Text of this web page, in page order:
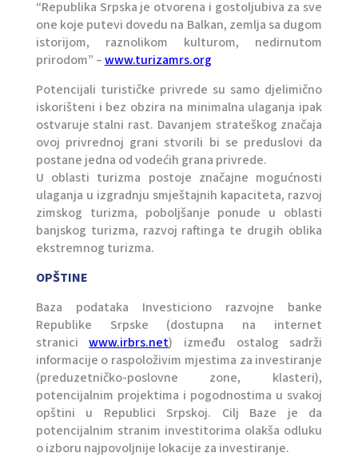
“Republika Srpska je otvorena i gostoljubiva za sve
one koje putevi dovedu na Balkan, zemlja sa dugom
istorijom, raznolikom kulturom, nedirnutom
prirodom” –www.turizamrs.org
Potencijali turističke privrede su samo djelimično
iskorišteni i bez obzira na minimalna ulaganja ipak
ostvaruje stalni rast. Davanjem strateškog značaja
ovoj privrednoj grani stvorili bi se preduslovi da
postane jedna od vodećih grana privrede.
U oblasti turizma postoje značajne mogućnosti
ulaganja u izgradnju smještajnih kapaciteta, razvoj
zimskog turizma, poboljšanje ponude u oblasti
banjskog turizma, razvoj raftinga te drugih oblika
ekstremnog turizma.
OPŠTINE
Baza podataka Investiciono razvojne banke
Republike Srpske (dostupna na internet
straniciwww.irbrs.net) između ostalog sadrži
informacije o raspoloživim mjestima za investiranje
(preduzetničko-poslovne zone, klasteri),
potencijalnim projektima i pogodnostima u svakoj
opštini u Republici Srpskoj. Cilj Baze je da
potencijalnim stranim investitorima olakša odluku
o izboru najpovoljnije lokacije za investiranje.